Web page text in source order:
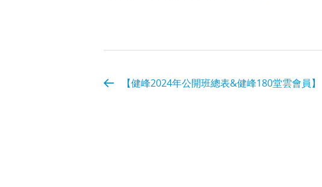
【健峰2024年公開班總表&健峰180堂雲會員】